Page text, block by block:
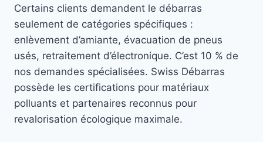
Certains clients demandent le débarras
seulement de catégories spécifiques :
enlèvement d’amiante, évacuation de pneus
usés, retraitement d’électronique. C’est 10 % de
nos demandes spécialisées. Swiss Débarras
possède les certifications pour matériaux
polluants et partenaires reconnus pour
revalorisation écologique maximale.